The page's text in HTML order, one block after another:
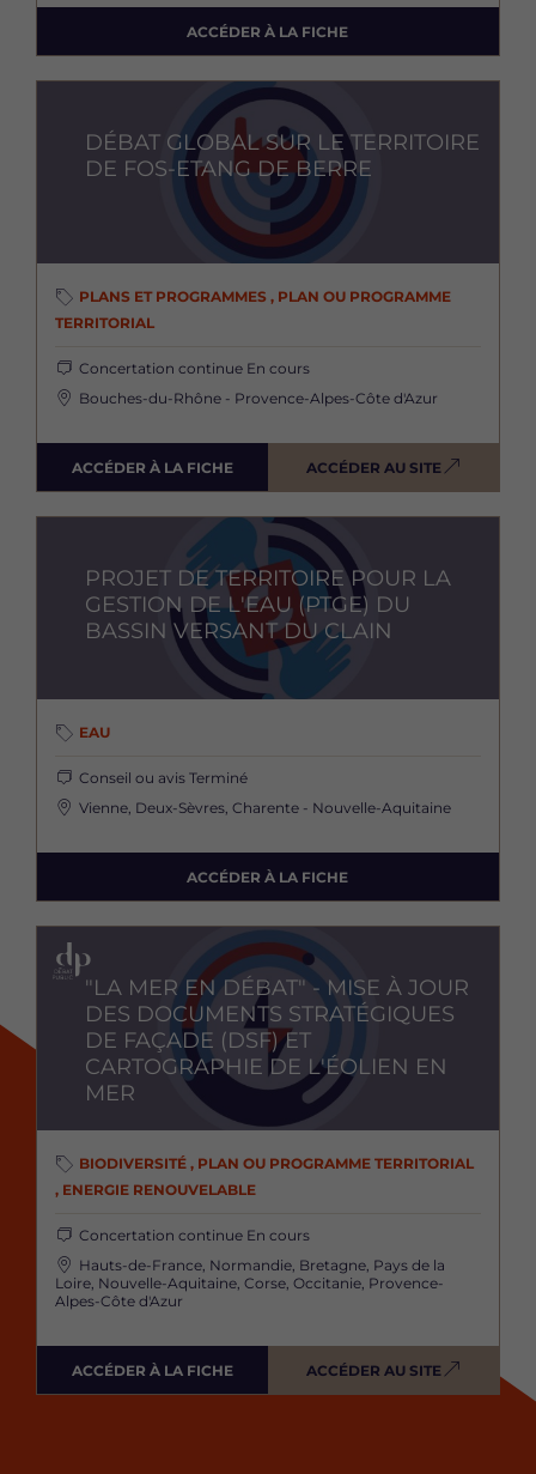
ACCÉDER À LA FICHE
DÉBAT GLOBAL SUR LE TERRITOIRE
DE FOS-ETANG DE BERRE
PLANS ET PROGRAMMES , PLAN OU PROGRAMME
TERRITORIAL
Concertation continue En cours
Bouches-du-Rhône - Provence-Alpes-Côte d'Azur
ACCÉDER À LA FICHE ACCÉDER AU SITE
PROJET DE TERRITOIRE POUR LA
GESTION DE L'EAU (PTGE) DU
BASSIN VERSANT DU CLAIN
EAU
Conseil ou avis Terminé
Vienne, Deux-Sèvres, Charente - Nouvelle-Aquitaine
ACCÉDER À LA FICHE
Image
"LA MER EN DÉBAT" - MISE À JOUR
DES DOCUMENTS STRATÉGIQUES
DE FAÇADE (DSF) ET
CARTOGRAPHIE DE L'ÉOLIEN EN
MER
BIODIVERSITÉ , PLAN OU PROGRAMME TERRITORIAL
, ENERGIE RENOUVELABLE
Concertation continue En cours
Hauts-de-France, Normandie, Bretagne, Pays de la
Loire, Nouvelle-Aquitaine, Corse, Occitanie, Provence-
Alpes-Côte d'Azur
ACCÉDER À LA FICHE ACCÉDER AU SITE